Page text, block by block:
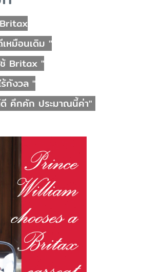
หมือนเดิม "
Britax "
กังวล "
คึกคัก ประมาณนี้ค่า"